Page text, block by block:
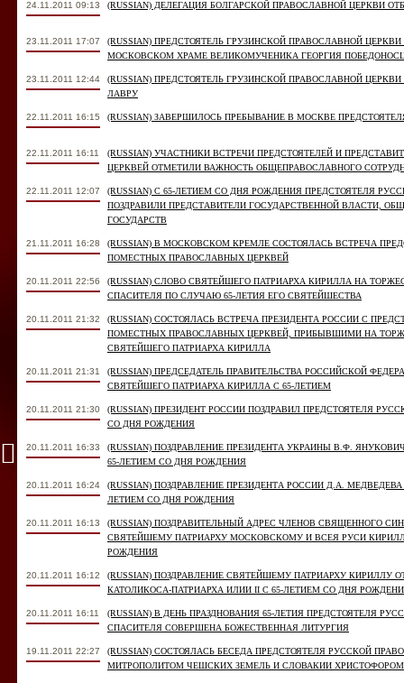
24.11.2011 09:13 (RUSSIAN) ДЕЛЕГАЦИЯ БОЛГАРСКОЙ ПРАВОСЛАВНОЙ ЦЕРКВИ
23.11.2011 17:07
(RUSSIAN) ПРЕДСТОЯТЕЛЬ ГРУЗИНСКОЙ ПРАВОСЛАВНОЙ
МОСКОВСКОМ ХРАМЕ ВЕЛИКОМУЧЕНИКА ГЕОРГИЯ
23.11.2011 12:44
(RUSSIAN) ПРЕДСТОЯТЕЛЬ ГРУЗИНСКОЙ ПРАВОСЛАВНОЙ
ЛАВРУ
22.11.2011 16:15 (RUSSIAN) ЗАВЕРШИЛОСЬ ПРЕБЫВАНИЕ В МОСКВЕ
22.11.2011 16:11
(RUSSIAN) УЧАСТНИКИ ВСТРЕЧИ ПРЕДСТОЯТЕЛЕЙ И
ЦЕРКВЕЙ ОТМЕТИЛИ ВАЖНОСТЬ ОБЩЕПРАВОСЛАВНОГО
22.11.2011 12:07
(RUSSIAN) С 65-ЛЕТИЕМ СО ДНЯ РОЖДЕНИЯ ПРЕДСТОЯТЕЛЯ
ПОЗДРАВИЛИ ПРЕДСТАВИТЕЛИ ГОСУДАРСТВЕННОЙ ВЛАСТИ,
ГОСУДАРСТВ
21.11.2011 16:28
(RUSSIAN) В МОСКОВСКОМ КРЕМЛЕ СОСТОЯЛАСЬ ВСТРЕЧА
ПОМЕСТНЫХ ПРАВОСЛАВНЫХ ЦЕРКВЕЙ
20.11.2011 22:56
(RUSSIAN) СЛОВО СВЯТЕЙШЕГО ПАТРИАРХА КИРИЛЛА НА
СПАСИТЕЛЯ ПО СЛУЧАЮ 65-ЛЕТИЯ ЕГО СВЯТЕЙШЕСТВА
20.11.2011 21:32
(RUSSIAN) СОСТОЯЛАСЬ ВСТРЕЧА ПРЕЗИДЕНТА РОССИИ С
ПОМЕСТНЫХ ПРАВОСЛАВНЫХ ЦЕРКВЕЙ, ПРИБЫВШИМИ НА
СВЯТЕЙШЕГО ПАТРИАРХА КИРИЛЛА
20.11.2011 21:31
(RUSSIAN) ПРЕДСЕДАТЕЛЬ ПРАВИТЕЛЬСТВА РОССИЙСКОЙ
СВЯТЕЙШЕГО ПАТРИАРХА КИРИЛЛА С 65-ЛЕТИЕМ
20.11.2011 21:30
(RUSSIAN) ПРЕЗИДЕНТ РОССИИ ПОЗДРАВИЛ ПРЕДСТОЯТЕЛЯ
СО ДНЯ РОЖДЕНИЯ
20.11.2011 16:33
(RUSSIAN) ПОЗДРАВЛЕНИЕ ПРЕЗИДЕНТА УКРАИНЫ В.Ф.
65-ЛЕТИЕМ СО ДНЯ РОЖДЕНИЯ
20.11.2011 16:24
(RUSSIAN) ПОЗДРАВЛЕНИЕ ПРЕЗИДЕНТА РОССИИ Д.А.
ЛЕТИЕМ СО ДНЯ РОЖДЕНИЯ
20.11.2011 16:13
(RUSSIAN) ПОЗДРАВИТЕЛЬНЫЙ АДРЕС ЧЛЕНОВ СВЯЩЕННОГО
СВЯТЕЙШЕМУ ПАТРИАРХУ МОСКОВСКОМУ И ВСЕЯ РУСИ
РОЖДЕНИЯ
20.11.2011 16:12
(RUSSIAN) ПОЗДРАВЛЕНИЕ СВЯТЕЙШЕМУ ПАТРИАРХУ
КАТОЛИКОСА-ПАТРИАРХА ИЛИИ II С 65-ЛЕТИЕМ СО ДНЯ
20.11.2011 16:11
(RUSSIAN) В ДЕНЬ ПРАЗДНОВАНИЯ 65-ЛЕТИЯ ПРЕДСТОЯТЕЛЯ
СПАСИТЕЛЯ СОВЕРШЕНА БОЖЕСТВЕННАЯ ЛИТУРГИЯ
19.11.2011 22:27
(RUSSIAN) СОСТОЯЛАСЬ БЕСЕДА ПРЕДСТОЯТЕЛЯ РУССКОЙ
МИТРОПОЛИТОМ ЧЕШСКИХ ЗЕМЕЛЬ И СЛОВАКИИ ХРИСТОФОРОМ